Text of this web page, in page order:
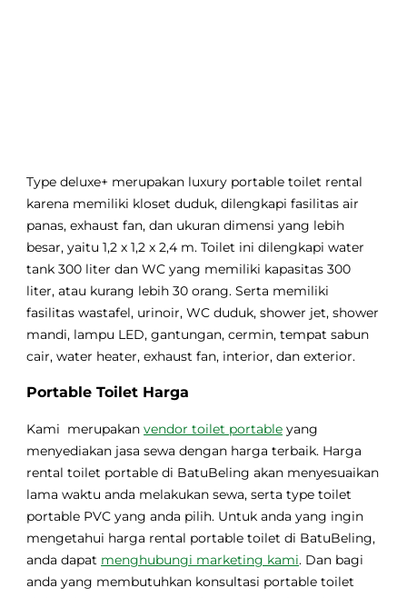
Type deluxe+ merupakan luxury portable toilet rental
karena memiliki kloset duduk, dilengkapi fasilitas air
panas, exhaust fan, dan ukuran dimensi yang lebih
besar, yaitu 1,2 x 1,2 x 2,4 m. Toilet ini dilengkapi water
tank 300 liter dan WC yang memiliki kapasitas 300
liter, atau kurang lebih 30 orang. Serta memiliki
fasilitas wastafel, urinoir, WC duduk, shower jet, shower
mandi, lampu LED, gantungan, cermin, tempat sabun
cair, water heater, exhaust fan, interior, dan exterior.
Portable Toilet Harga
Kami merupakanvendor toilet portable yang
menyediakan jasa sewa dengan harga terbaik. Harga
rental toilet portable di BatuBeling akan menyesuaikan
lama waktu anda melakukan sewa, serta type toilet
portable PVC yang anda pilih. Untuk anda yang ingin
mengetahui harga rental portable toilet di BatuBeling,
anda dapat menghubungi marketing kami. Dan bagi
anda yang membutuhkan konsultasi portable toilet